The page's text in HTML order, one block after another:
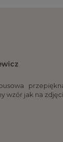
wzór jak na